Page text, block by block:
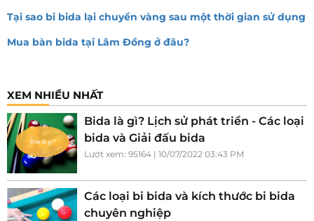
Tại sao bi bida lại chuyển vàng sau một thời gian sử dụng
Mua bàn bida tại Lâm Đồng ở đâu?
XEM NHIỀU NHẤT
Bida là gì? Lịch sử phát triển - Các loại
bida và Giải đấu bida
Lượt xem: 95164 | 10/07/2022 03:43 PM
Các loại bi bida và kích thước bi bida
chuyên nghiệp